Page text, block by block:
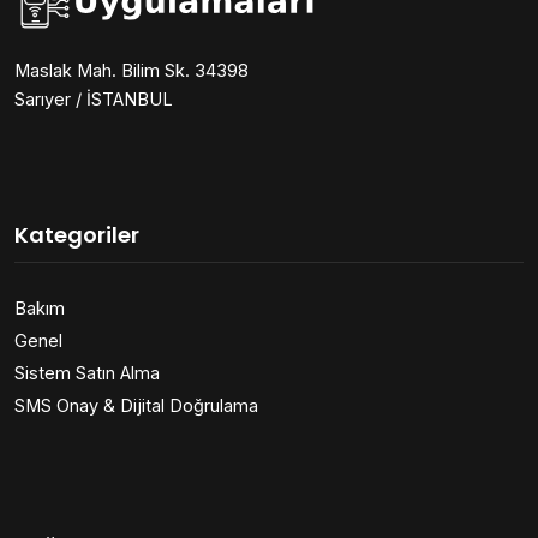
Maslak Mah. Bilim Sk. 34398
Sarıyer / İSTANBUL
Kategoriler
Bakım
Genel
Sistem Satın Alma
SMS Onay & Dijital Doğrulama